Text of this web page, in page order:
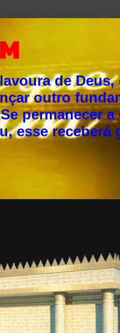
de
outro
permanecer a
esse receberá